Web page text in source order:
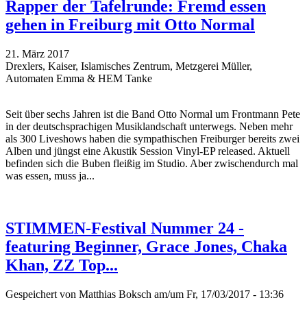
Rapper der Tafelrunde: Fremd essen
gehen in Freiburg mit Otto Normal
21. März 2017
Drexlers, Kaiser, Islamisches Zentrum, Metzgerei Müller,
Automaten Emma & HEM Tanke
Seit über sechs Jahren ist die Band Otto Normal um Frontmann Pete
in der deutschsprachigen Musiklandschaft unterwegs. Neben mehr
als 300 Liveshows haben die sympathischen Freiburger bereits zwei
Alben und jüngst eine Akustik Session Vinyl-EP released. Aktuell
befinden sich die Buben fleißig im Studio. Aber zwischendurch mal
was essen, muss ja...
STIMMEN-Festival Nummer 24 -
featuring Beginner, Grace Jones, Chaka
Khan, ZZ Top...
Gespeichert von Matthias Boksch am/um Fr, 17/03/2017 - 13:36